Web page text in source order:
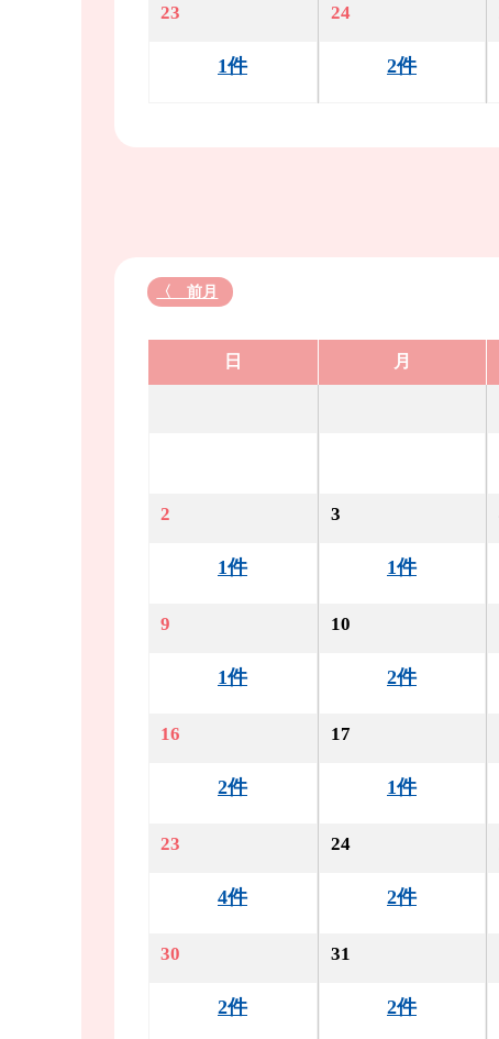
23
1件
24
2件
〈 前月
日 月
2
1件
3
1件
9
1件
10
2件
16
2件
17
1件
23
4件
24
2件
30
2件
31
2件